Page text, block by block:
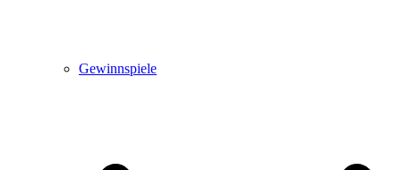
Gewinnspiele